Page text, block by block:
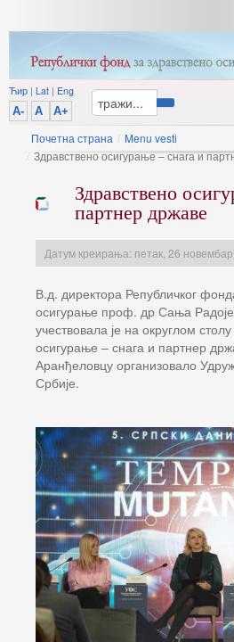
Ћир | Lat | Eng
A-
A A+
Почетна страна / Menu vesti
/ Здравствено осигурање – снага и
Здравствено
партнер државе
Датум креирања: петак, 26
В.д. директора Републичког
осигурање проф. др Сања
учествовала је на округлом
осигурање – снага и партнер
Аранђеловцу организовало
Србије.